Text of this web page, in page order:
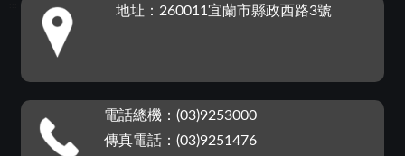
地址：260011宜蘭市縣政西路3號
電話總機：(03)9253000
傳真電話：(03)9251476